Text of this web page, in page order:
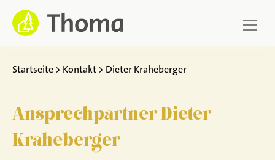
Zum
Inhalt
springen
Startseite > Kontakt > Dieter Kraheberger
Ansprechpartner Dieter
Kraheberger